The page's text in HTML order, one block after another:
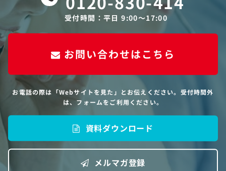
受付時間：平日 9:00〜17:00
お問い合わせはこちら
お電話の際は「Webサイトを見た」とお伝えください。受付時間外
は、フォームをご利用ください。
資料ダウンロード
メルマガ登録